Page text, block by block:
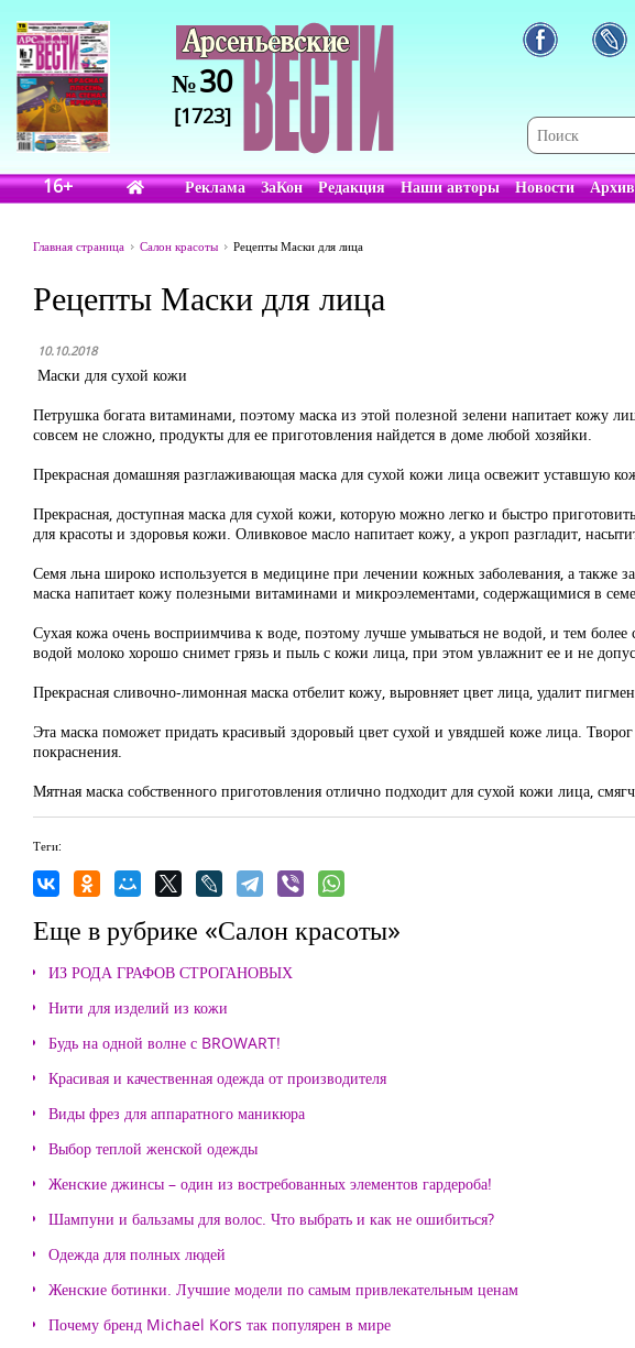
№30
[1723]
16+ Реклама ЗаКон Редакция Наши авторы Новости Архив
Главная страница Салон красоты Рецепты Маски для лица
Рецепты Маски для лица
10.10.2018
Маски для сухой кожи
Петрушка богата витаминами, поэтому маска из этой полезной зелени напитает кожу
совсем не сложно, продукты для ее приготовления найдется в доме любой хозяйки.
Прекрасная домашняя разглаживающая маска для сухой кожи лица освежит уставшую
Прекрасная, доступная маска для сухой кожи, которую можно легко и быстро
для красоты и здоровья кожи. Оливковое масло напитает кожу, а укроп разгладит,
Семя льна широко используется в медицине при лечении кожных заболевания, а также
маска напитает кожу полезными витаминами и микроэлементами, содержащимися в
Сухая кожа очень восприимчива к воде, поэтому лучше умываться не водой, и тем
водой молоко хорошо снимет грязь и пыль с кожи лица, при этом увлажнит ее и не
Прекрасная сливочно-лимонная маска отбелит кожу, выровняет цвет лица, удалит
Эта маска поможет придать красивый здоровый цвет сухой и увядшей коже лица.
покраснения.
Мятная маска собственного приготовления отлично подходит для сухой кожи лица,
Теги:
Еще в рубрике «Салон красоты»
ИЗ РОДА ГРАФОВ СТРОГАНОВЫХ
Нити для изделий из кожи
Будь на одной волне с BROWART!
Красивая и качественная одежда от производителя
Виды фрез для аппаратного маникюра
Выбор теплой женской одежды
Женские джинсы – один из востребованных элементов гардероба!
Шампуни и бальзамы для волос. Что выбрать и как не ошибиться?
Одежда для полных людей
Женские ботинки. Лучшие модели по самым привлекательным ценам
Почему бренд Michael Kors так популярен в мире